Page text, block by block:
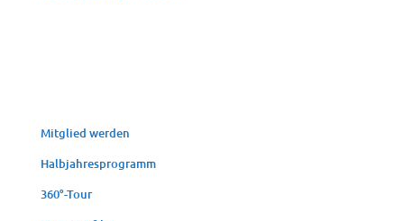
Mit­glied werden
Halb­jah­res­pro­gramm
360°-Tour